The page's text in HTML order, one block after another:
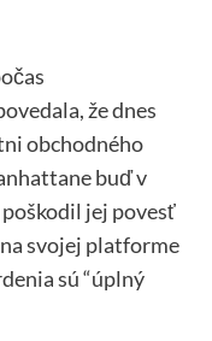
že dnes
obchodného
buď v
jej povesť
svojej platforme
sú “úplný